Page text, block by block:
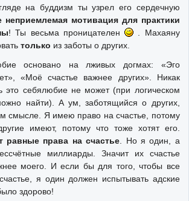
на буддизм ты узрел его сердечную
неприемлемая мотивация для практики
! Ты весьма проницателен
. Махаяну
только из заботы о других.
основано на лживых догмах: «Эго
«Моё счастье важнее других». Никак
это себялюбие не может (при логическом
найти). А ум, заботящийся о других,
смысле. Я имею право на счастье, потому
имеют, потому что тоже хотят его.
равные права на счастье . Но я один, а
миллиарды. Значит их счастье
моего. И если бы для того, чтобы все
я один должен испытывать адские
здорово!